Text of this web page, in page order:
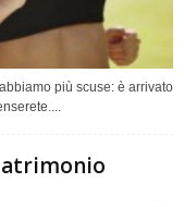
più scuse: è arrivato